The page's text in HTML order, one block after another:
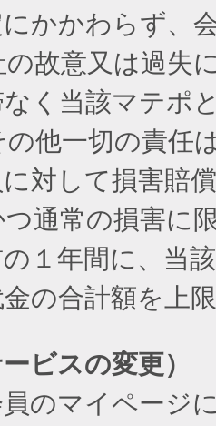
かかわらず、
故意又は過失
く当該マテポ
他一切の責任
対して損害賠
通常の損害に
１年間に、当
の合計額を上
ビスの変更）
のマイページ